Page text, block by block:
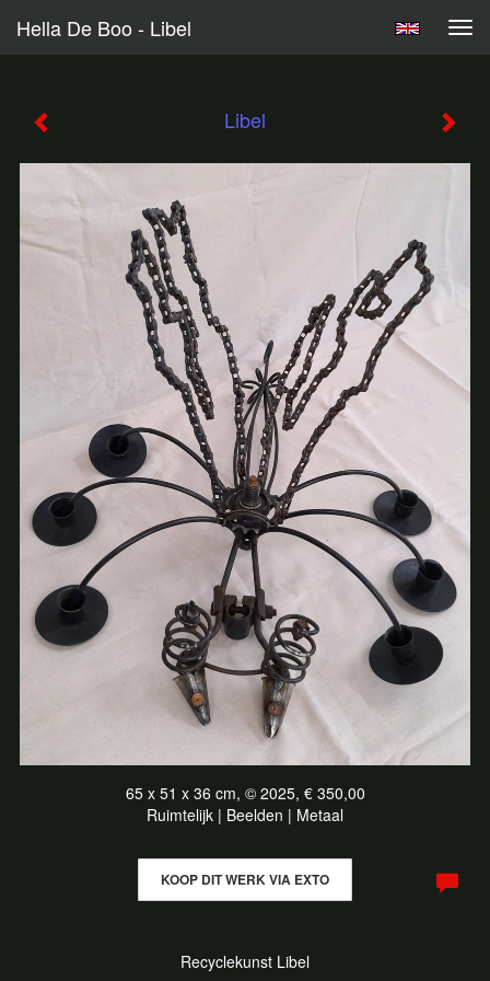
Hella De Boo - Libel
Libel
65 x 51 x 36 cm, © 2025, € 350,00
Ruimtelijk | Beelden | Metaal
KOOP DIT WERK VIA EXTO
Recyclekunst Libel